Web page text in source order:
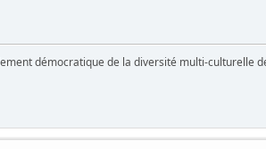
démocratique de la diversité multi-culturelle